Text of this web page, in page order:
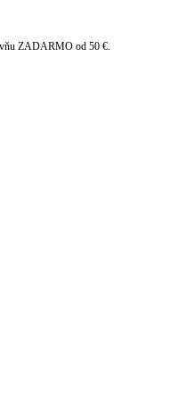
ZADARMO od 50 €.